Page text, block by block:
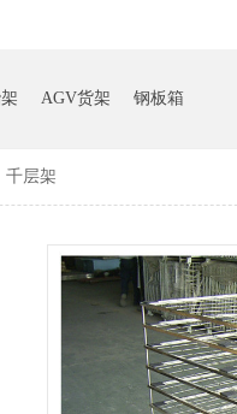
AGV货架 钢板箱
千层架